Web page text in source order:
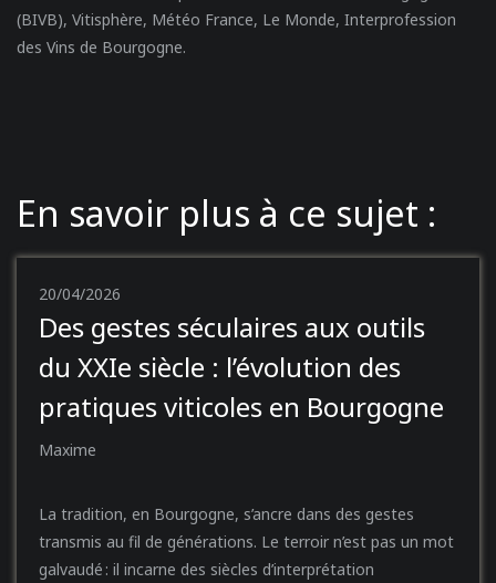
(BIVB), Vitisphère, Météo France, Le Monde, Interprofession
des Vins de Bourgogne.
En savoir plus à ce sujet :
20/04/2026
Des gestes séculaires aux outils
du XXIe siècle : l’évolution des
pratiques viticoles en Bourgogne
Maxime
La tradition, en Bourgogne, s’ancre dans des gestes
transmis au fil de générations. Le terroir n’est pas un mot
galvaudé : il incarne des siècles d’interprétation